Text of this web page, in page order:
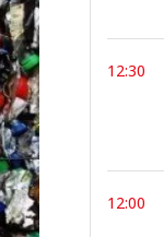
12:30
12:00